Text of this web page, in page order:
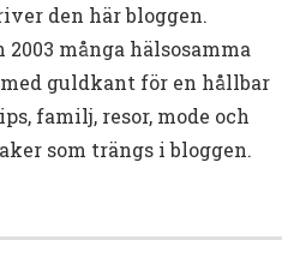
den här bloggen.
många hälsosamma
guldkant för en hållbar
familj, resor, mode och
som trängs i bloggen.